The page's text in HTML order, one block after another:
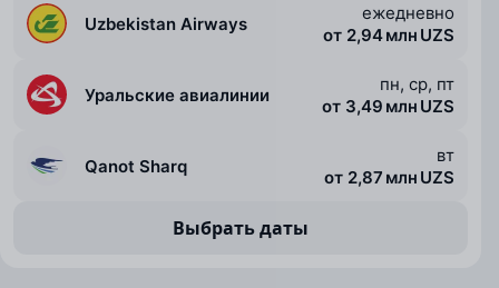
Uzbekistan Airways
ежедневно
от 2,94 млн UZS
Уральские авиалинии
пн, ср, пт
от 3,49 млн UZS
Qanot Sharq
вт
от 2,87 млн UZS
Выбрать даты